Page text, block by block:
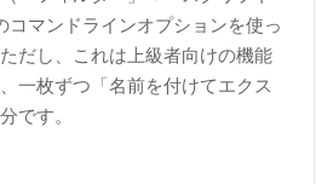
コマンドラインオプションを使っ
だし、これは上級者向けの機能
一枚ずつ「名前を付けてエクス
です。